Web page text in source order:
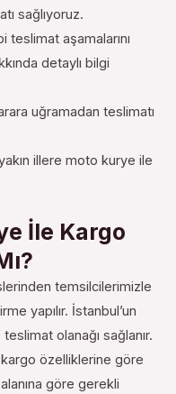
sağlıyoruz.
teslimat aşamalarını
detaylı bilgi
uğramadan teslimatı
illere moto kurye ile
İle Kargo
temsilcilerimizle
yapılır. İstanbul’un
olanağı sağlanır.
özelliklerine göre
göre gerekli